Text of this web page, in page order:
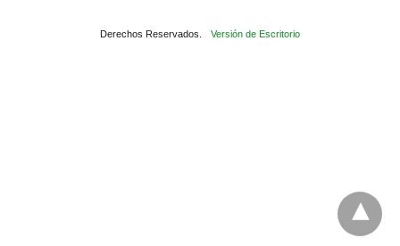
Derechos Reservados. Versión de Escritorio